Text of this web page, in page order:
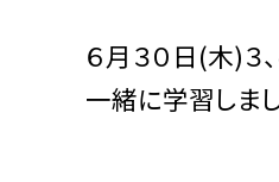
６月３０日(木)
一緒に学習しま